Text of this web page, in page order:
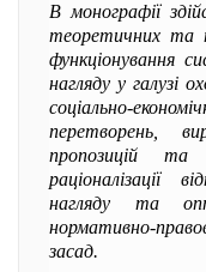
В монографії
теоретичних та
функціонування
нагляду у галузі
соціально-
перетворень,
пропозицій та
раціоналізації
нагляду та
нормативно-
засад.